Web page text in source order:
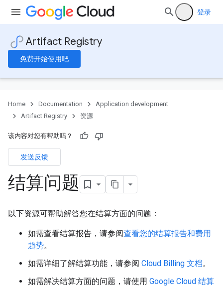
登录
Artifact Registry
免费开始使用吧
Home Documentation
Application development
Artifact Registry
资源
该内容对您有帮助吗？
发送反馈
结算问题
以下资源可帮助解答您在结算方面的问题：
如需查看结算报告，请参阅查看您的结算报告和费用
趋势。
如需详细了解结算功能，请参阅 Cloud Billing 文档。
如需解决结算方面的问题，请使用 Google Cloud 结算